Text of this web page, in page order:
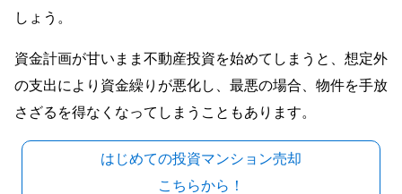
しょう。
資金計画が甘いまま不動産投資を始めてしまうと、想定外
の支出により資金繰りが悪化し、最悪の場合、物件を手放
さざるを得なくなってしまうこともあります。
はじめての投資マンション売却
こちらから！